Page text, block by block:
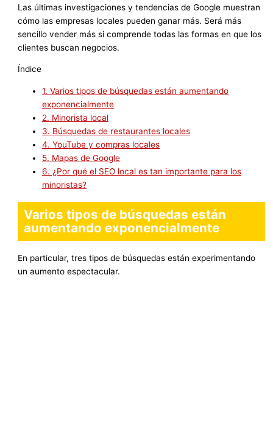
Las últimas investigaciones y tendencias de Google muestran
cómo las empresas locales pueden ganar más. Será más
sencillo vender más si comprende todas las formas en que los
clientes buscan negocios.
Índice
1. Varios tipos de búsquedas están aumentando
exponencialmente
2. Minorista local
3. Búsquedas de restaurantes locales
4. YouTube y compras locales
5. Mapas de Google
6. ¿Por qué el SEO local es tan importante para los
minoristas?
Varios tipos de búsquedas están
aumentando exponencialmente
En particular, tres tipos de búsquedas están experimentando
un aumento espectacular.